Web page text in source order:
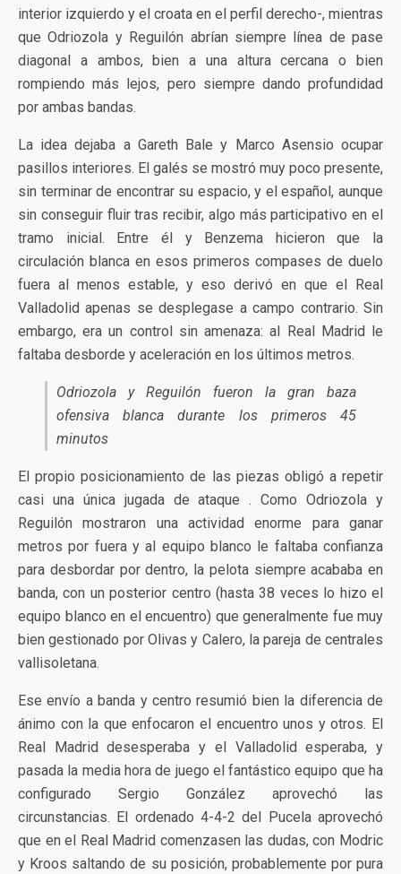
interior izquierdo y el croata en el perfil derecho-, mientras
que Odriozola y Reguilón abrían siempre línea de pase
diagonal a ambos, bien a una altura cercana o bien
rompiendo más lejos, pero siempre dando profundidad
por ambas bandas.
La idea dejaba a Gareth Bale y Marco Asensio ocupar
pasillos interiores. El galés se mostró muy poco presente,
sin terminar de encontrar su espacio, y el español, aunque
sin conseguir fluir tras recibir, algo más participativo en el
tramo inicial. Entre él y Benzema hicieron que la
circulación blanca en esos primeros compases de duelo
fuera al menos estable, y eso derivó en que el Real
Valladolid apenas se desplegase a campo contrario. Sin
embargo, era un control sin amenaza: al Real Madrid le
faltaba desborde y aceleración en los últimos metros.
Odriozola y Reguilón fueron la gran baza
ofensiva blanca durante los primeros 45
minutos
El propio posicionamiento de las piezas obligó a repetir
casi una única jugada de ataque . Como Odriozola y
Reguilón mostraron una actividad enorme para ganar
metros por fuera y al equipo blanco le faltaba confianza
para desbordar por dentro, la pelota siempre acababa en
banda, con un posterior centro (hasta 38 veces lo hizo el
equipo blanco en el encuentro) que generalmente fue muy
bien gestionado por Olivas y Calero, la pareja de centrales
vallisoletana.
Ese envío a banda y centro resumió bien la diferencia de
ánimo con la que enfocaron el encuentro unos y otros. El
Real Madrid desesperaba y el Valladolid esperaba, y
pasada la media hora de juego el fantástico equipo que ha
configurado Sergio González aprovechó las
circunstancias. El ordenado 4-4-2 del Pucela aprovechó
que en el Real Madrid comenzasen las dudas, con Modric
y Kroos saltando de su posición, probablemente por pura